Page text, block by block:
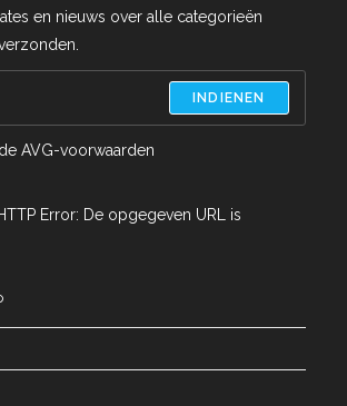
en nieuws over alle categorieën
INDIENEN
AVG-voorwaarden
Error: De opgegeven URL is